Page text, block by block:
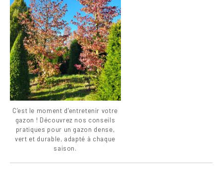
C’est le moment d’entretenir votre
gazon ! Découvrez nos conseils
pratiques pour un gazon dense,
vert et durable, adapté à chaque
saison.